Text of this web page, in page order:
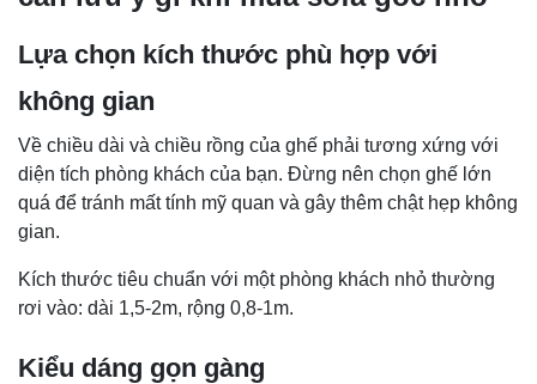
Lựa chọn kích thước phù hợp với
không gian
Về chiều dài và chiều rồng của ghế phải tương xứng với
diện tích phòng khách của bạn. Đừng nên chọn ghế lớn
quá để tránh mất tính mỹ quan và gây thêm chật hẹp không
gian.
Kích thước tiêu chuẩn với một phòng khách nhỏ thường
rơi vào: dài 1,5-2m, rộng 0,8-1m.
Kiểu dáng gọn gàng